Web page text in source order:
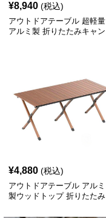
¥8,940 (税込)
アウトドアテーブル 超軽量
アルミ製 折りたたみキャン
¥4,880 (税込)
アウトドアテーブル アルミ
製ウッドトップ 折りたたみ